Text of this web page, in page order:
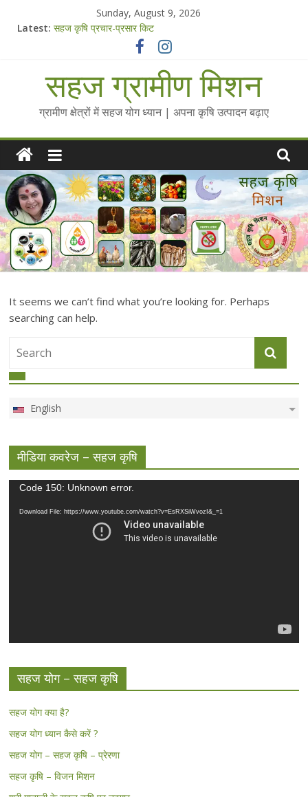
Sunday, August 9, 2026
Latest: सहज कृषि प्रचार-प्रसार किट
Standee Designs @ 2025 for Sahaj Krishi Promotions
Chalo Gaon Ki Or Abhiyaan - 2025-26
Collected Talks on Vibrated Water
सहज ग्रामीण मिशन
ग्रामीण क्षेत्रों में सहज योग ध्यान | अपना कृषि उत्पादन बढ़ाए
It seems we can’t find what you’re looking for. Perhaps
searching can help.
English
मीडिया कवरेज – सहज कृषि
Video
Code 150: Unknown error.
Download File: https://www.youtube.com/watch?v=EsRXSiWvozI&_=1
सहज योग – सहज कृषि
सहज योग क्या है?
सहज योग ध्यान कैसे करें ?
सहज योग – सहज कृषि – प्रेरणा
सहज कृषि – विजन मिशन